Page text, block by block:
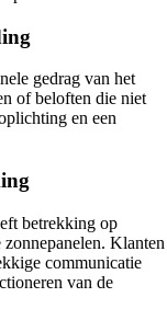
gedrag van het
of beloften die niet
en een
betrekking op
Klanten
communicatie
van de